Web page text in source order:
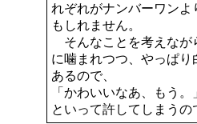
れぞれがナンバーワン
もしれません。
そんなことを考えなが
に噛まれつつ、やっぱ
あるので、
「かわいいなあ、もう。
といって許してしまうの